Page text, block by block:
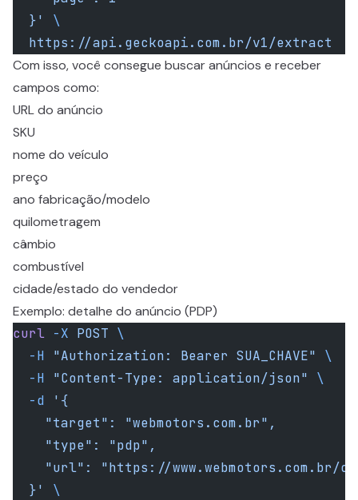
  }'
\
  https://api.geckoapi.com.br/v1/extract
Com isso, você consegue buscar anúncios e receber
campos como:
URL do anúncio
SKU
nome do veículo
preço
ano fabricação/modelo
quilometragem
câmbio
combustível
cidade/estado do vendedor
Exemplo: detalhe do anúncio (PDP)
curl -X POST \
  -H
"Authorization: Bearer SUA_CHAVE" \
  -H
"Content-Type: application/json" \
  -d
'{
    "target": "webmotors.com.br",
    "type": "pdp",
"url": "https://www.webmotors.com.br/
  }'
\